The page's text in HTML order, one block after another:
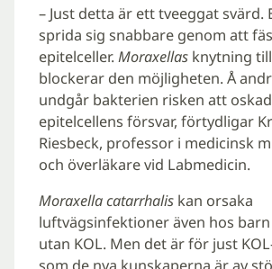
– Just detta är ett tveeggat svärd.
sprida sig snabbare genom att
epitelceller. Moraxellasknytning till
blockerar den möjligheten. Å
undgår bakterien risken att
epitelcellens försvar, förtydligar
Riesbeck, professor i medicinsk
och överläkare vid Labmedicin.
Moraxella catarrhaliskan orsaka
luftvägsinfektioner även hos
utan KOL. Men det är för just